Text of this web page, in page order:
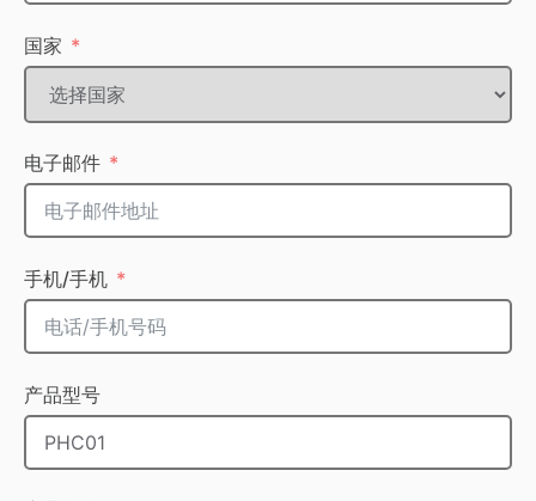
国家
电子邮件
手机/手机
产品型号